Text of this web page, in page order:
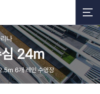
나
심 24m
6개 레인 수영장